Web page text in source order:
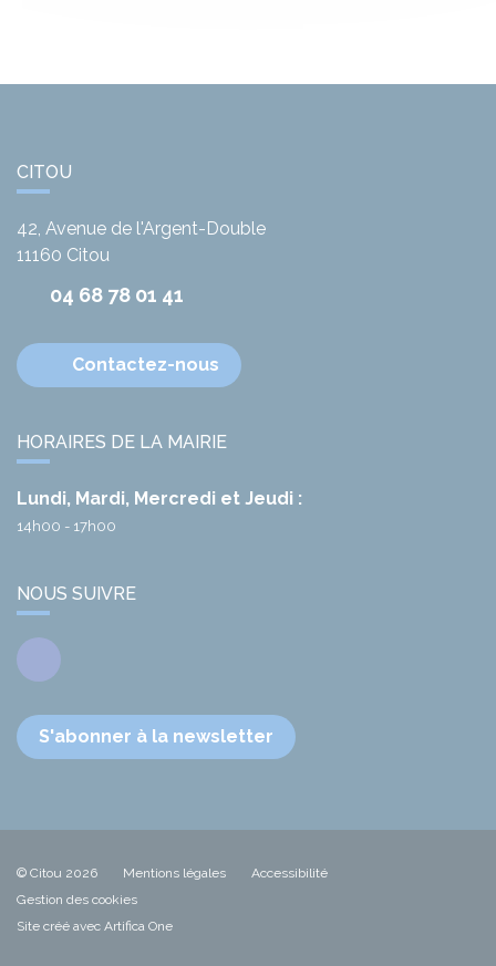
CITOU
42, Avenue de l'Argent-Double
11160 Citou
04 68 78 01 41
Contactez-nous
HORAIRES DE LA MAIRIE
Lundi, Mardi, Mercredi et Jeudi :
14h00 - 17h00
NOUS SUIVRE
Facebook
S'abonner à la newsletter
© Citou 2026 Mentions légales
Accessibilité
Gestion des cookies
Site créé avec Artifica One